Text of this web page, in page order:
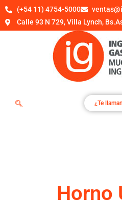
(+54 11) 4754-5000
Calle 93 N 729, Villa Lynch,
¿Te
Horno